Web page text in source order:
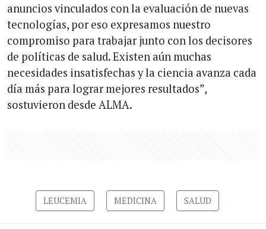
anuncios vinculados con la evaluación de nuevas
tecnologías, por eso expresamos nuestro
compromiso para trabajar junto con los decisores
de políticas de salud. Existen aún muchas
necesidades insatisfechas y la ciencia avanza cada
día más para lograr mejores resultados”,
sostuvieron desde ALMA.
LEUCEMIA MEDICINA SALUD